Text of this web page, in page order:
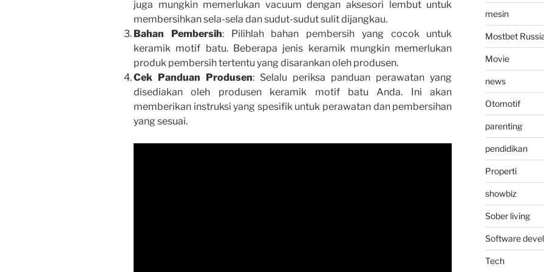
juga mungkin memerlukan vacuum dengan aksesori lembut untuk
membersihkan sela-sela dan sudut-sudut sulit dijangkau.
Bahan Pembersih: Pilihlah bahan pembersih yang cocok untuk
keramik motif batu. Beberapa jenis keramik mungkin memerlukan
produk pembersih tertentu yang disarankan oleh produsen.
Cek Panduan Produsen: Selalu periksa panduan perawatan yang
disediakan oleh produsen keramik motif batu Anda. Ini akan
memberikan instruksi yang spesifik untuk perawatan dan pembersihan
yang sesuai.
mesin
Mostbet
Movie
news
Otomotif
parenting
pendidikan
Properti
showbiz
Sober living
Software
Tech